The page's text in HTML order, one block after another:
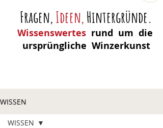
Fragen,Ideen,Hintergründe.
Wissenswertes rund um die
ursprüngliche Winzerkunst
WISSEN
WISSEN